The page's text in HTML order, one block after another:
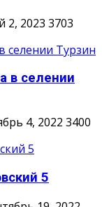
2, 2023 3703
в селении
4, 2022 3400
5